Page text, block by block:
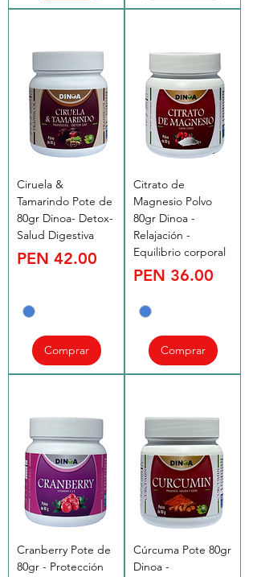
Ciruela &
Tamarindo Pote de
80gr Dinoa- Detox-
Salud Digestiva
Price
PEN 42.00
Comprar
Citrato de
Magnesio Polvo
80gr Dinoa -
Relajación -
Equilibrio corporal
Price
PEN 36.00
Comprar
Cranberry Pote de
80gr - Protección
Cúrcuma Pote 80gr
Dinoa -